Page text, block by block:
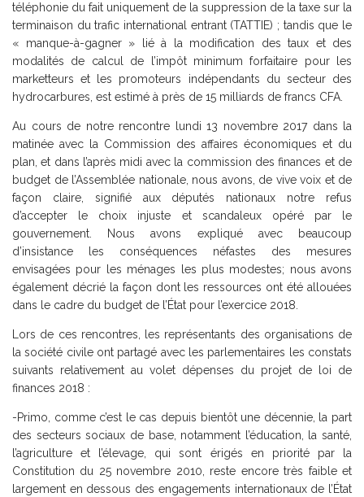
téléphonie du fait uniquement de la suppression de la taxe sur la
terminaison du trafic international entrant (TATTIE) ; tandis que le
« manque-à-gagner » lié à la modification des taux et des
modalités de calcul de l’impôt minimum forfaitaire pour les
marketteurs et les promoteurs indépendants du secteur des
hydrocarbures, est estimé à près de 15 milliards de francs CFA.
Au cours de notre rencontre lundi 13 novembre 2017 dans la
matinée avec la Commission des affaires économiques et du
plan, et dans l’après midi avec la commission des finances et de
budget de l’Assemblée nationale, nous avons, de vive voix et de
façon claire, signifié aux députés nationaux notre refus
d’accepter le choix injuste et scandaleux opéré par le
gouvernement. Nous avons expliqué avec beaucoup
d’insistance les conséquences néfastes des mesures
envisagées pour les ménages les plus modestes; nous avons
également décrié la façon dont les ressources ont été allouées
dans le cadre du budget de l’État pour l’exercice 2018.
Lors de ces rencontres, les représentants des organisations de
la société civile ont partagé avec les parlementaires les constats
suivants relativement au volet dépenses du projet de loi de
finances 2018 :
-Primo, comme c’est le cas depuis bientôt une décennie, la part
des secteurs sociaux de base, notamment l’éducation, la santé,
l’agriculture et l’élevage, qui sont érigés en priorité par la
Constitution du 25 novembre 2010, reste encore très faible et
largement en dessous des engagements internationaux de l’État